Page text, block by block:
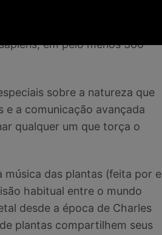
xadrez com um lírio-tigre
dessa rede
em pelo menos 360
sobre a natureza que
a comunicação avançada
qualquer um que torça o
das plantas (feita por e
habitual entre o mundo
desde a época de Charles
plantas compartilhem seus